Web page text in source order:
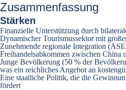
Zusammenfassung
Stärken
Finanzielle Unterstützung durch
Dynamischer Tourismussektor mit
Zunehmende regionale Integration
Freihandelsabkommen zwischen China
Junge Bevölkerung (50 % der
was ein reichliches Angebot an
Eine staatliche Politik, die die
fördert